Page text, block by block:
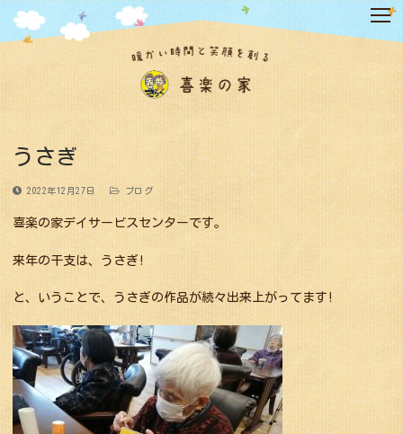
テ
ン
ツ
へ
キ
ッ
プ
うさぎ
2022年12月27日 ブログ
喜楽の家デイサービスセンターです。
来年の干支は、うさぎ!
と、いうことで、うさぎの作品が続々出来上がってます!